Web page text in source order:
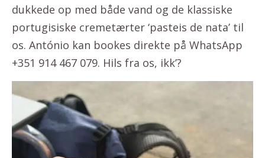
dukkede op med både vand og de klassiske
portugisiske cremetærter ‘pasteis de nata’ til
os. António kan bookes direkte på WhatsApp
+351 914 467 079. Hils fra os, ikk’?